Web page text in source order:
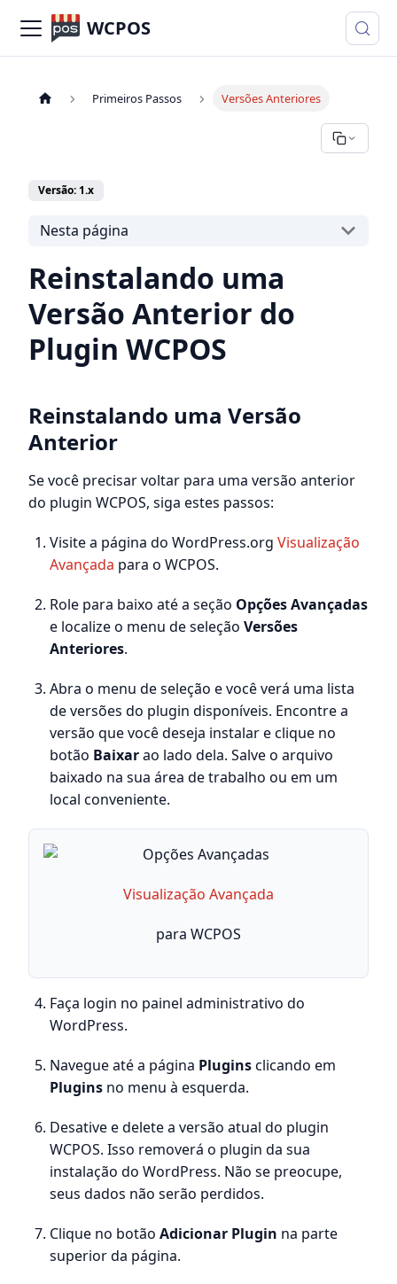
WCPOS
Primeiros Passos Versões Anteriores
Versão: 1.x
Nesta página
Reinstalando uma
Versão Anterior do
Plugin WCPOS
Reinstalando uma Versão
Anterior
Se você precisar voltar para uma versão anterior
do plugin WCPOS, siga estes passos:
Visite a página do WordPress.org Visualização
Avançada para o WCPOS.
Role para baixo até a seção Opções Avançadas
e localize o menu de seleção Versões
Anteriores.
Abra o menu de seleção e você verá uma lista
de versões do plugin disponíveis. Encontre a
versão que você deseja instalar e clique no
botão Baixarao lado dela. Salve o arquivo
baixado na sua área de trabalho ou em um
local conveniente.
Visualização Avançada
para WCPOS
Faça login no painel administrativo do
WordPress.
Navegue até a página Pluginsclicando em
Plugins no menu à esquerda.
Desative e delete a versão atual do plugin
WCPOS. Isso removerá o plugin da sua
instalação do WordPress. Não se preocupe,
seus dados não serão perdidos.
Clique no botão Adicionar Plugin na parte
superior da página.